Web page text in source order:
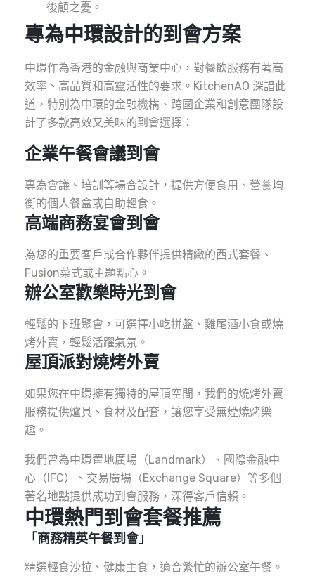
後顧之憂。
專為中環設計的到會方案
中環作為香港的金融與商業中心，對餐飲服務有著高
效率、高品質和高靈活性的要求。KitchenAO 深諳此
道，特別為中環的金融機構、跨國企業和創意團隊設
計了多款高效又美味的到會選擇：
企業午餐會議到會
專為會議、培訓等場合設計，提供方便食用、營養均
衡的個人餐盒或自助輕食。
高端商務宴會到會
為您的重要客戶或合作夥伴提供精緻的西式套餐、
Fusion菜式或主題點心。
辦公室歡樂時光到會
輕鬆的下班聚會，可選擇小吃拼盤、雞尾酒小食或燒
烤外賣，輕鬆活躍氣氛。
屋頂派對燒烤外賣
如果您在中環擁有獨特的屋頂空間，我們的燒烤外賣
服務提供爐具、食材及配套，讓您享受無煙燒烤樂
趣。
我們曾為中環置地廣場（Landmark）、國際金融中
心（IFC）、交易廣場（Exchange Square）等多個
著名地點提供成功到會服務，深得客戶信賴。
中環熱門到會套餐推薦
「商務精英午餐到會」
精選輕食沙拉、健康主食，適合繁忙的辦公室午餐。